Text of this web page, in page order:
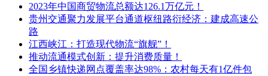
2023年中国商贸物流总额达126.1万亿元！
贵州交通聚力发展平台通道枢纽路衍经济：建成高速公
路
江西峡江：打造现代物流“旗舰”！
推动流通模式创新：提升消费质量！
全国乡镇快递网点覆盖率达98%：农村每天有1亿件包